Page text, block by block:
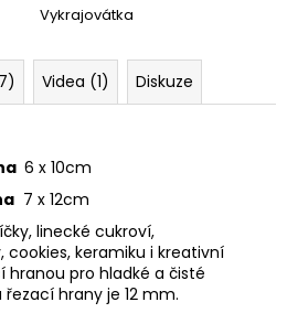
Vykrajovátka
Videa (1) Diskuze
6 x 10cm
7 x 12cm
linecké cukroví,
cookies, keramiku i kreativní
hranou pro hladké a čisté
hrany je 12 mm.